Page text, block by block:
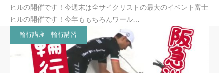
ヒルの開催です！今週末は全サイクリストの最大のイベント富士
ヒルの開催です！今年ももちろんワール…
輪行講座 輪行講習